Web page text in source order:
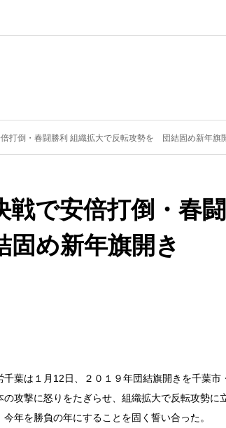
打倒・春闘勝利 組織拡大で反転攻勢を 団結固め新年旗
で安倍打倒・春
め新年旗開き
葉は１月12日、２０１９年団結旗開きを千葉市
の攻撃に怒りをたぎらせ、組織拡大で反転攻勢に
今年を勝負の年にすることを固く誓い合った。